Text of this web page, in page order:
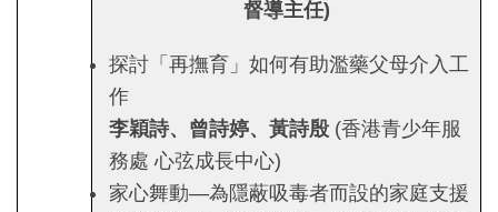
督導主任)
探討「再撫育」如何有助濫藥父母介入工
作
李穎詩、曾詩婷、黃詩殷 (香港青少年服
務處 心弦成長中心)
家心舞動—為隱蔽吸毒者而設的家庭支援